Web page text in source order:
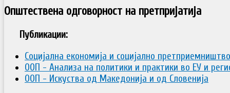
Општествена одговорност на претпријатија
Публикации:
Социјална економија и социјално претприемништво
ООП - Анализа на политики и практики во ЕУ и
ООП - Искуства од Македонија и од Словенија